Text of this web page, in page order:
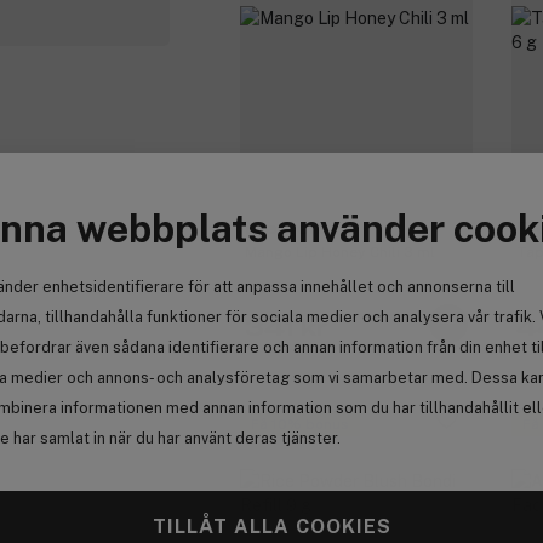
webbplats använder
enhetsidentifierare för att anpassa innehållet och annonserna till
tillhandahålla funktioner för sociala medier och analysera vår trafik.
även sådana identifierare och annan information från din enhet
medier och annons- och analysföretag som vi samarbetar med. Dessa
informationen med annan information som du har tillhandahållit
har samlat in när du har använt deras tjänster.
TILLÅT ALLA COOKIES
Ere Perez
341 kr